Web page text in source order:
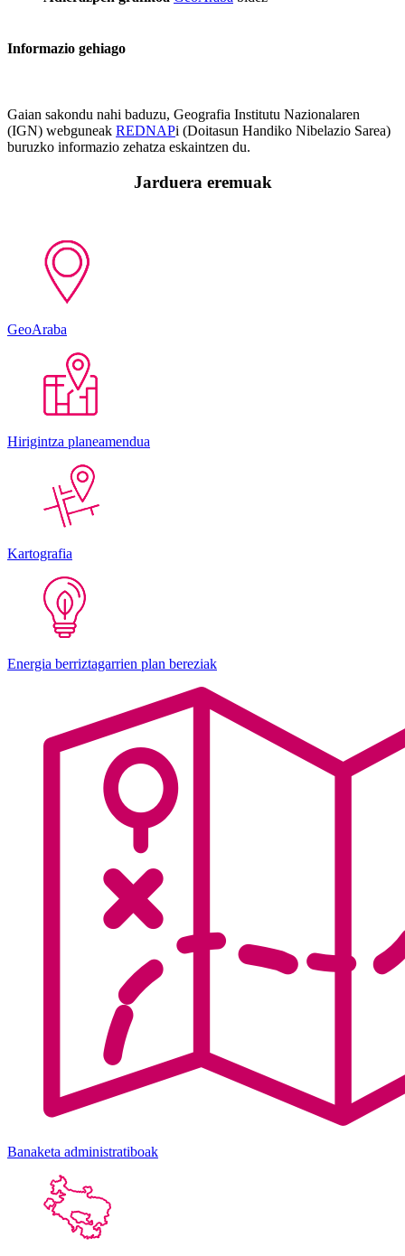
Informazio gehiago
Gaian sakondu nahi baduzu, Geografia Institutu Nazionalaren
(IGN) webguneak REDNAPi (Doitasun Handiko Nibelazio Sarea)
buruzko informazio zehatza eskaintzen du.
Jarduera eremuak
GeoAraba
Hirigintza planeamendua
Kartografia
Energia berriztagarrien plan bereziak
Banaketa administratiboak